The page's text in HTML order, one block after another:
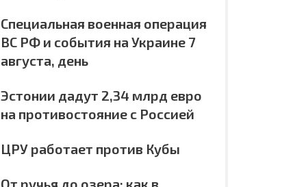
Специальная военная операция
ВС РФ и события на Украине 7
августа, день
Эстонии дадут 2,34 млрд евро
на противостояние с Россией
ЦРУ работает против Кубы
От ручья до озера: как в